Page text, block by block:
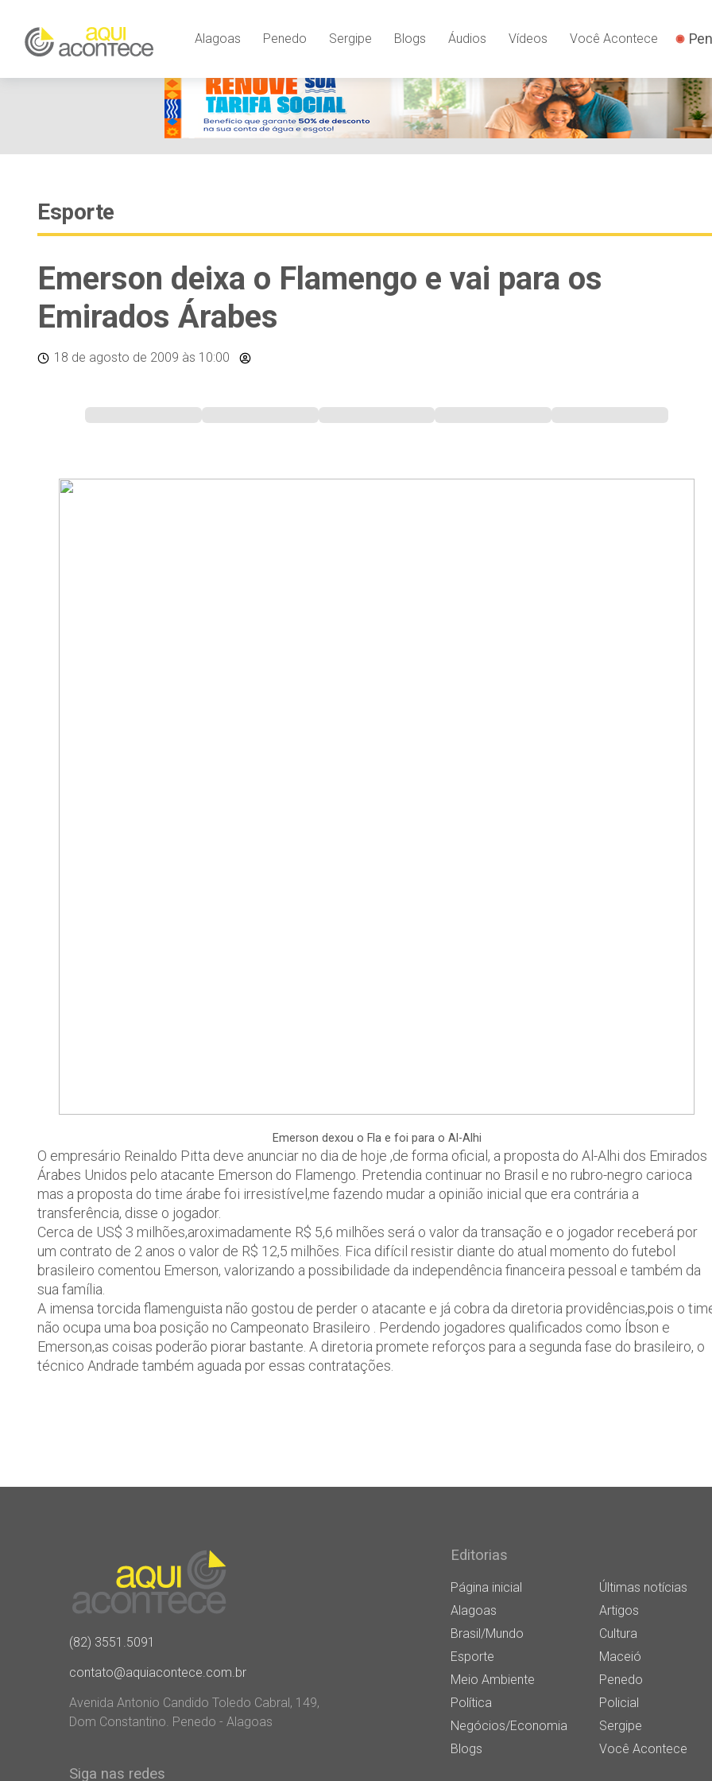
Alagoas Penedo Sergipe Blogs Áudios Vídeos Você Acontece
Esporte
Emerson deixa o Flamengo e vai para os
Emirados Árabes
18 de agosto de 2009 às 10:00
Emerson dexou o Fla e foi para o Al-Alhi
O empresário Reinaldo Pitta deve anunciar no dia de hoje ,de forma oficial, a proposta do Al-Alhi dos Emirados
Árabes Unidos pelo atacante Emerson do Flamengo. Pretendia continuar no Brasil e no rubro-negro carioca
mas a proposta do time árabe foi irresistível,me fazendo mudar a opinião inicial que era contrária a
transferência, disse o jogador.
Cerca de US$ 3 milhões,aroximadamente R$ 5,6 milhões será o valor da transação e o jogador receberá por
um contrato de 2 anos o valor de R$ 12,5 milhões. Fica difícil resistir diante do atual momento do futebol
brasileiro comentou Emerson, valorizando a possibilidade da independência financeira pessoal e também da
sua família.
A imensa torcida flamenguista não gostou de perder o atacante e já cobra da diretoria providências,pois o
não ocupa uma boa posição no Campeonato Brasileiro . Perdendo jogadores qualificados como Íbson e
Emerson,as coisas poderão piorar bastante. A diretoria promete reforços para a segunda fase do brasileiro, o
técnico Andrade também aguada por essas contratações.
(82) 3551.5091
contato@aquiacontece.com.br
Avenida Antonio Candido Toledo Cabral, 149,
Dom Constantino. Penedo - Alagoas
Siga nas redes
Editorias
Página inicial
Últimas notícias
Alagoas
Artigos
Brasil/Mundo
Cultura
Esporte
Maceió
Meio Ambiente
Penedo
Política
Policial
Negócios/Economia
Sergipe
Blogs
Você Acontece